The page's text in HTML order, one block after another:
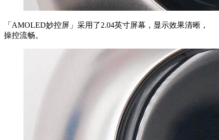
「AMOLED妙控屏」采用了2.04英寸屏幕，显示效果清晰，
操控流畅。